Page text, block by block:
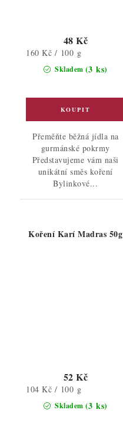
Skladem (3 ks)
48 Kč
Měrná
160 Kč / 100 g
Přeměňte běžná jídla na
gurmánské pokrmy
Představujeme vám naši
unikátní směs koření
Bylinkové...
Koření Karí Madras 50g
Skladem (3 ks)
52 Kč
Měrná
104 Kč / 100 g